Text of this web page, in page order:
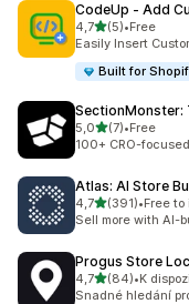
CodeUp ‑ Add
4,7z 5 hvězd
(5)
Celkový počet
•Free
Easily Insert
Built for
SectionMonster:
5,0z 5 hvězd
(7)
Celkový počet
•Free
100+ CRO-
Atlas: AI Store
4,7z 5 hvězd
(391)
Celkový počet
•Free
Sell more with AI-
Progus Store
4,7z 5 hvězd
(84)
Celkový počet
•K
Snadné hledání